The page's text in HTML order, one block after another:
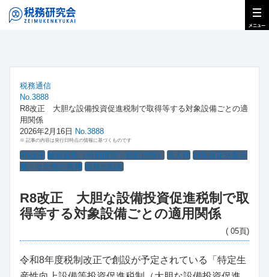
税務通信
No.3888
R8改正 大胆な設備投資促進税制で取得等する対象設備ごとの適
用関係
2026年2月16日 No.3888
※ 記事の内容は発行日時点の情報に基づくものです
R8改正 政策税制（特別償却・税額控除） 法人税 税制改正法案全
般・その他の実務 税務の動向
R8改正 大胆な設備投資促進税制で取
得等する対象設備ごとの適用関係
( 05頁)
令和8年度税制改正で創設が予定されている「特定生